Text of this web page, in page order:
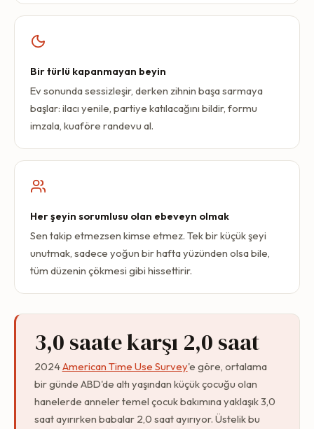
Bir türlü kapanmayan beyin
Ev sonunda sessizleşir, derken zihnin başa sarmaya
başlar: ilacı yenile, partiye katılacağını bildir, formu
imzala, kuaföre randevu al.
Her şeyin sorumlusu olan ebeveyn olmak
Sen takip etmezsen kimse etmez. Tek bir küçük şeyi
unutmak, sadece yoğun bir hafta yüzünden olsa bile,
tüm düzenin çökmesi gibi hissettirir.
3,0 saate karşı 2,0 saat
2024American Time Use Survey'e göre, ortalama
bir günde ABD'de altı yaşından küçük çocuğu olan
hanelerde anneler temel çocuk bakımına yaklaşık 3,0
saat ayırırken babalar 2,0 saat ayırıyor. Üstelik bu